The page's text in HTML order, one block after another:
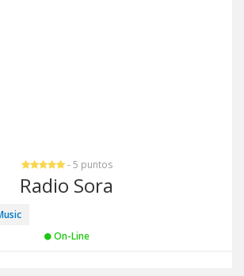
- 5 puntos
Radio Sora
On-Line